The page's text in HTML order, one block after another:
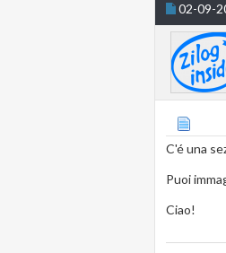
02-09-
C'é una
Puoi
Ciao!